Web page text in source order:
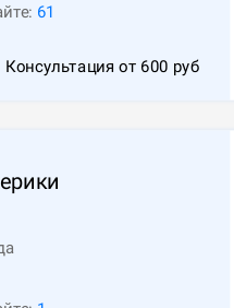
61
Консультация от 600 руб